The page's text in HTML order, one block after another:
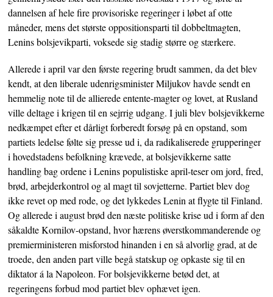
dannelsen af hele fire provisoriske regeringer i løbet af otte
måneder, mens det største oppositionsparti til dobbeltmagten,
Lenins bolsjevikparti, voksede sig stadig større og stærkere.
Allerede i april var den første regering brudt sammen, da det blev
kendt, at den liberale udenrigsminister Miljukov havde sendt en
hemmelig note til de allierede entente-magter og lovet, at Rusland
ville deltage i krigen til en sejrrig udgang. I juli blev bolsjevikkerne
nedkæmpet efter et dårligt forberedt forsøg på en opstand, som
partiets ledelse følte sig presse ud i, da radikaliserede grupperinger
i hovedstadens befolkning krævede, at bolsjevikkerne satte
handling bag ordene i Lenins populistiske april-teser om jord, fred,
brød, arbejderkontrol og al magt til sovjetterne. Partiet blev dog
ikke revet op med rode, og det lykkedes Lenin at flygte til Finland.
Og allerede i august brød den næste politiske krise ud i form af den
såkaldte Kornilov-opstand, hvor hærens øverstkommanderende og
premierministeren misforstod hinanden i en så alvorlig grad, at de
troede, den anden part ville begå statskup og opkaste sig til en
diktator á la Napoleon. For bolsjevikkerne betød det, at
regeringens forbud mod partiet blev ophævet igen.